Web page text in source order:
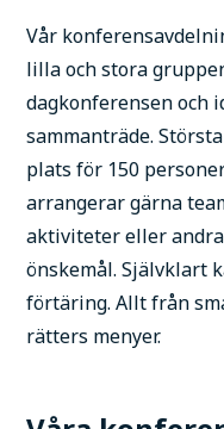
Vår
lilla och stora
dagkonferensen och
sammanträde.
plats för 150
arrangerar gärna
aktiviteter eller
önskemål. Självklart
förtäring. Allt från
rätters menyer.